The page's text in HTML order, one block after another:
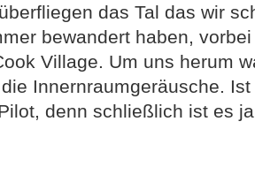
das Tal das wir
bewandert haben,
Village. Um uns herum
Innernraumgeräusche.
denn schließlich ist es ja